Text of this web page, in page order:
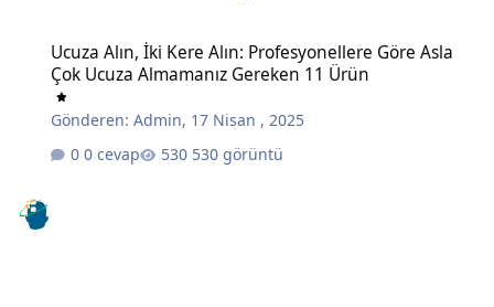
Ucuza Alın, İki Kere Alın: Profesyonellere Göre Asla
Çok Ucuza Almamanız Gereken 11 Ürün
Gönderen:Admin, 17 Nisan , 2025
0 cevap
530 görüntü